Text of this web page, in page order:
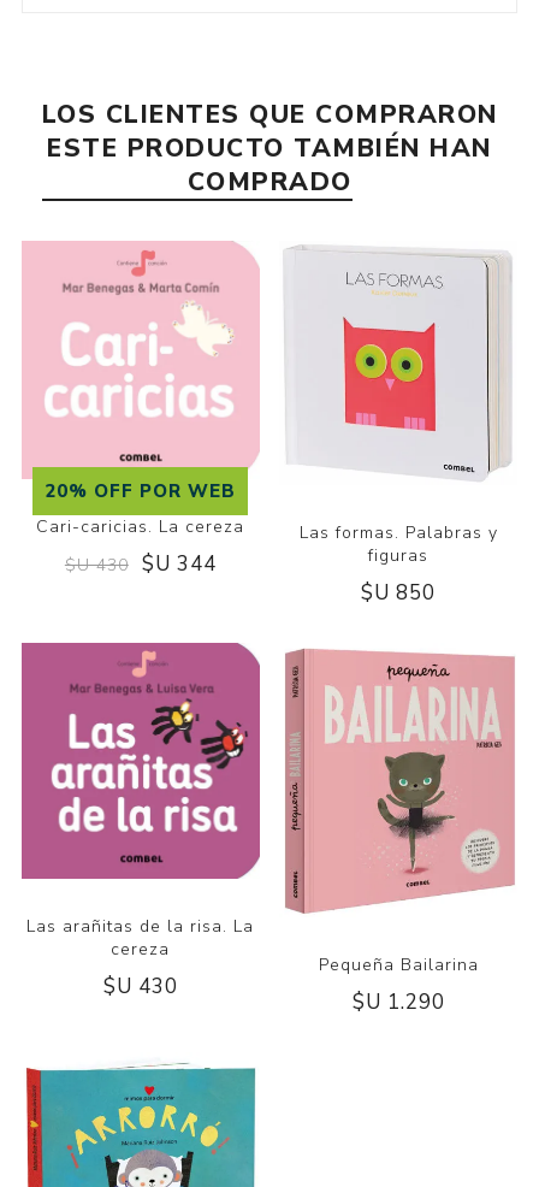
LOS CLIENTES QUE COMPRARON
ESTE PRODUCTO TAMBIÉN HAN
COMPRADO
20% OFF POR WEB
Cari-caricias. La cereza
$U 430 $U 344
Las formas. Palabras y
figuras
$U 850
Las arañitas de la risa. La
cereza
$U 430
Pequeña Bailarina
$U 1.290